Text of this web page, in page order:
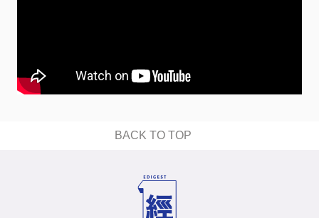
BACK TO TOP